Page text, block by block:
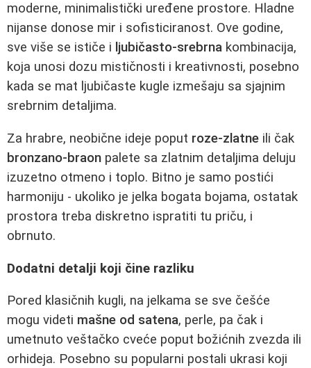
moderne, minimalistički uređene prostore. Hladne
nijanse donose mir i sofisticiranost. Ove godine,
sve više se ističe i ljubičasto-srebrna kombinacija,
koja unosi dozu mističnosti i kreativnosti, posebno
kada se mat ljubičaste kugle izmešaju sa sjajnim
srebrnim detaljima.
Za hrabre, neobične ideje poput roze-zlatne ili čak
bronzano-braon palete sa zlatnim detaljima deluju
izuzetno otmeno i toplo. Bitno je samo postići
harmoniju - ukoliko je jelka bogata bojama, ostatak
prostora treba diskretno ispratiti tu priču, i
obrnuto.
Dodatni detalji koji čine razliku
Pored klasičnih kugli, na jelkama se sve češće
mogu videti mašne od satena, perle, pa čak i
umetnuto veštačko cveće poput božićnih zvezda ili
orhideja. Posebno su popularni postali ukrasi koji